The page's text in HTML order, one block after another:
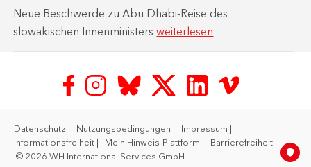
Neue Beschwerde zu Abu Dhabi-Reise des
slowakischen Innenministersweiterlesen
Datenschutz Nutzungsbedingungen
Impressum
Informationsfreiheit
Mein Hinweis-Plattform
Barrierefreiheit
© 2026 WH International Services GmbH